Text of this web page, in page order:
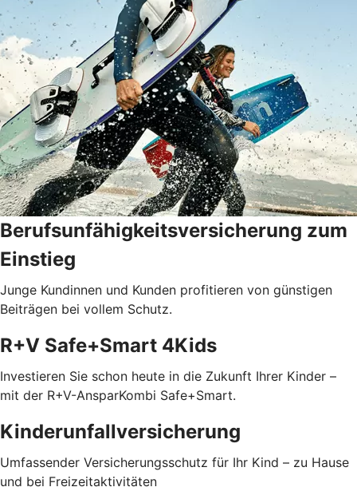
Berufsunfähigkeits­versicherung zum
Einstieg
Junge Kundinnen und Kunden profitieren von günstigen
Beiträgen bei vollem Schutz.
R+V Safe+Smart 4Kids
Investieren Sie schon heute in die Zukunft Ihrer Kinder –
mit der R+V-AnsparKombi Safe+Smart.
Kinderunfallversicherung
Umfassender Versicherungsschutz für Ihr Kind – zu Hause
und bei Freizeitaktivitäten